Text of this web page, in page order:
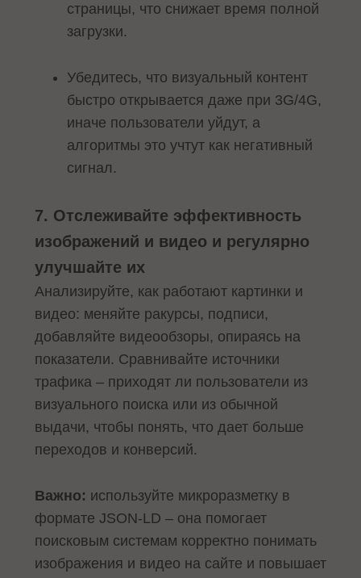
страницы, что снижает время полной
загрузки.
Убедитесь, что визуальный контент
быстро открывается даже при 3G/4G,
иначе пользователи уйдут, а
алгоритмы это учтут как негативный
сигнал.
7. Отслеживайте эффективность
изображений и видео и регулярно
улучшайте их
Анализируйте, как работают картинки и
видео: меняйте ракурсы, подписи,
добавляйте видеообзоры, опираясь на
показатели. Сравнивайте источники
трафика – приходят ли пользователи из
визуального поиска или из обычной
выдачи, чтобы понять, что дает больше
переходов и конверсий.
Важно: используйте микроразметку в
формате JSON-LD – она помогает
поисковым системам корректно понимать
изображения и видео на сайте и повышает